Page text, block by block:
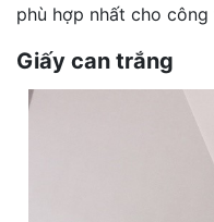
phù hợp nhất cho công
Giấy can trắng